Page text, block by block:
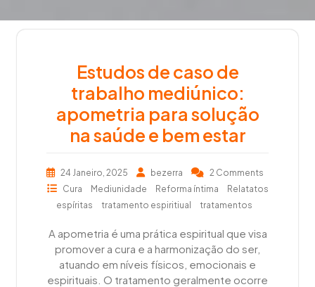
Estudos de caso de
trabalho mediúnico:
apometria para solução
na saúde e bem estar
24 Janeiro, 2025 bezerra
2 Comments
Cura
Mediunidade Reforma íntima
Relatatos
espíritas
tratamento espiritiual tratamentos
A apometria é uma prática espiritual que visa
promover a cura e a harmonização do ser,
atuando em níveis físicos, emocionais e
espirituais. O tratamento geralmente ocorre